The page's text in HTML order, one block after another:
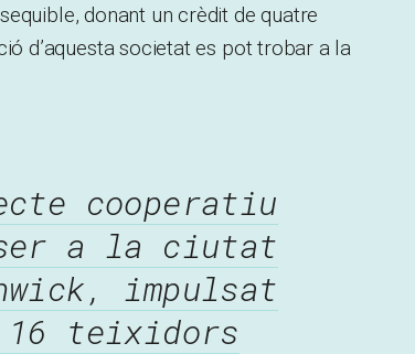
donant un crèdit de quatre
d’aquesta societat es pot trobar a la
cooperatiu
ser a la ciutat
impulsat
16 teixidors